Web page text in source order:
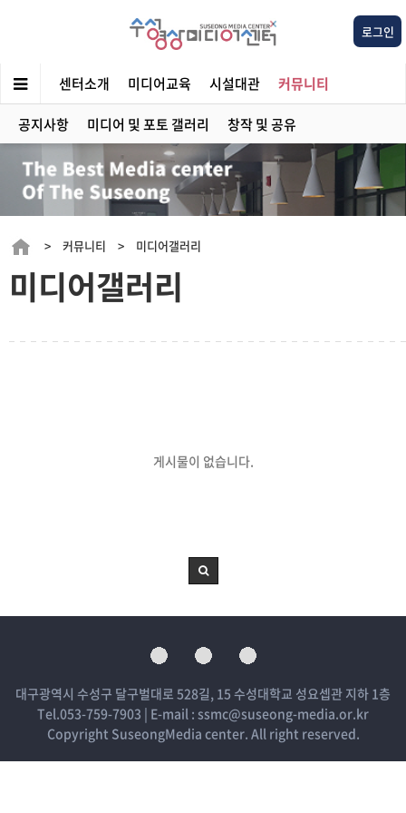
로그인
센터소개 미디어교육 시설대관 커뮤니티
공지사항 미디어 및 포토 갤러리 창작 및 공유
> 커뮤니티 > 미디어갤러리
미디어갤러리
게시물이 없습니다.
대구광역시 수성구 달구벌대로 528길, 15 수성대학교 성요셉관 지하 1층
Tel.053-759-7903 | E-mail : ssmc@suseong-media.or.kr
Copyright SuseongMedia center. All right reserved.